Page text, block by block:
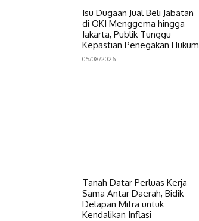
Isu Dugaan Jual Beli Jabatan
di OKI Menggema hingga
Jakarta, Publik Tunggu
Kepastian Penegakan Hukum
05/08/2026
Tanah Datar Perluas Kerja
Sama Antar Daerah, Bidik
Delapan Mitra untuk
Kendalikan Inflasi